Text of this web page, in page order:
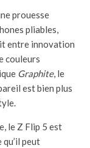
prouesse
pliables,
entre innovation
couleurs
Graphite, le
est bien plus
le Z Flip 5 est
qu’il peut